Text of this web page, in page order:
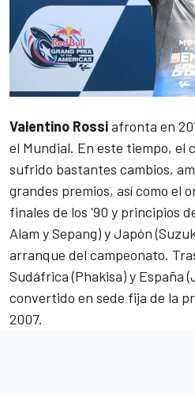
Valentino Rossiafronta en
el Mundial. En este tiempo, el
sufrido bastantes cambios,
grandes premios, así como el
finales de los '90 y principios
Alam y Sepang) y Japón
arranque del campeonato.
Sudáfrica (Phakisa) y España
convertido en sede fija de la
2007.